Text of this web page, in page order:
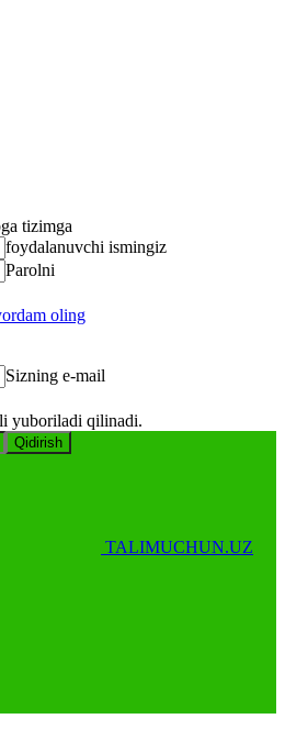
tizimga
foydalanuvchi ismingiz
Parolni
oling
Sizning e-mail
yuboriladi qilinadi.
TALIMUCHUN.UZ